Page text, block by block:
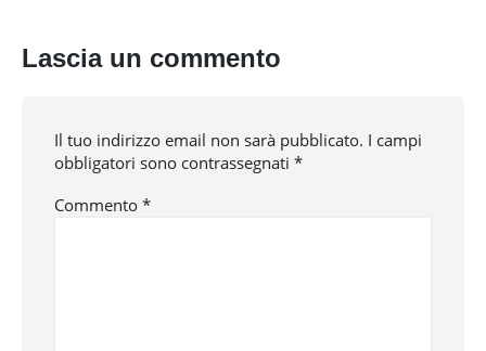
Lascia un commento
Il tuo indirizzo email non sarà pubblicato. I campi
obbligatori sono contrassegnati *
Commento *